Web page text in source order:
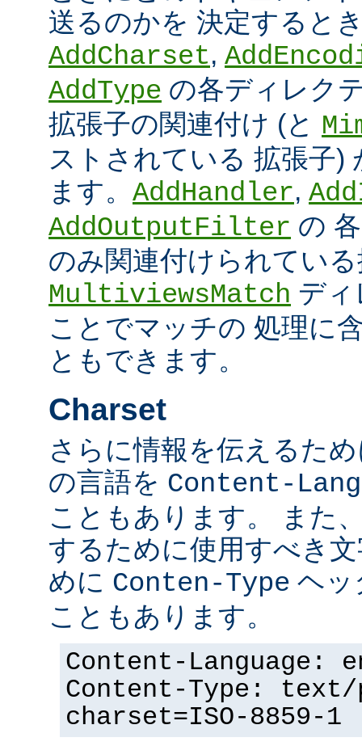
送るのかを 決定すると
AddCharset,
AddType の各ディレク
拡張子の関連付け (と
ストされている 拡張子)
ます。 AddHandler,
AddOutputFilter の
のみ関連付けられてい
MultiviewsMatch デ
ことでマッチの 処理に
ともできます。
Charset
さらに情報を伝えるた
の言語を Content-
こともあります。 また
するために使用すべき
めに Conten-Type ヘッ
こともあります。
Content-Language:
Content-Type:
charset=ISO-8859-1